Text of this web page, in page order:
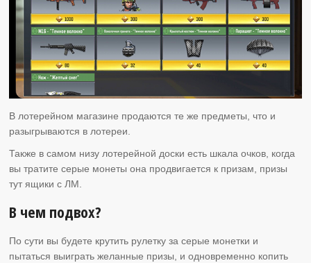
В лотерейном магазине продаются те же предметы, что и
разыгрываются в лотереи.
Также в самом низу лотерейной доски есть шкала очков, когда
вы тратите серые монеты она продвигается к призам, призы
тут ящики с ЛМ.
В чем подвох?
По сути вы будете крутить рулетку за серые монетки и
пытаться выиграть желанные призы, и одновременно копить